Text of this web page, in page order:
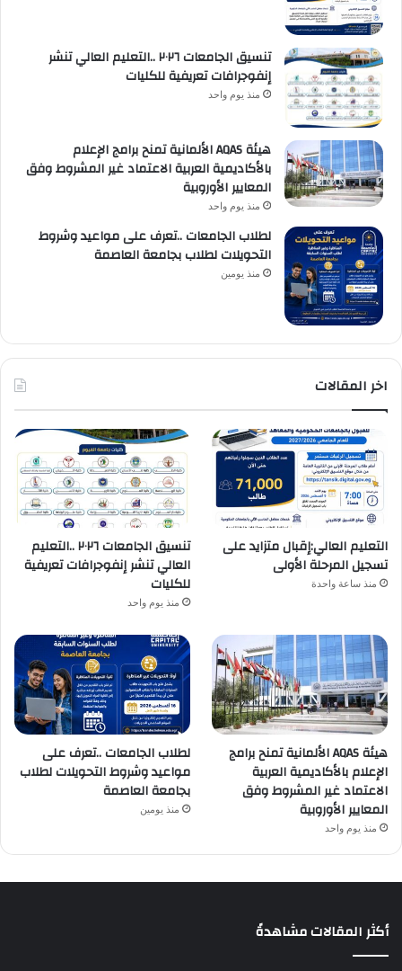
تنسيق الجامعات ٢٠٢٦ ..التعليم العالي تنشر
إنفوجرافات تعريفية للكليات
منذ يوم واحد
هيئة AQAS الألمانية تمنح برامج الإعلام
بالأكاديمية العربية الاعتماد غير المشروط وفق
المعايير الأوروبية
منذ يوم واحد
لطلاب الجامعات ..تعرف على مواعيد وشروط
التحويلات لطلاب بجامعة العاصمة
منذ يومين
اخر المقالات
التعليم العالي:إقبال متزايد على
تسجيل المرحلة الأولى
منذ ساعة واحدة
تنسيق الجامعات ٢٠٢٦ ..التعليم
العالي تنشر إنفوجرافات تعريفية
للكليات
منذ يوم واحد
هيئة AQAS الألمانية تمنح برامج
الإعلام بالأكاديمية العربية
الاعتماد غير المشروط وفق
المعايير الأوروبية
منذ يوم واحد
لطلاب الجامعات ..تعرف على
مواعيد وشروط التحويلات لطلاب
بجامعة العاصمة
منذ يومين
أكثر المقالات مشاهدةً